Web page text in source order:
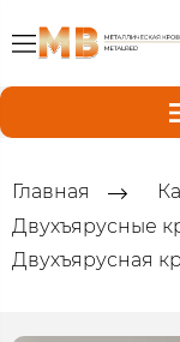
Главная
Двухъярусные
Двухъярусная